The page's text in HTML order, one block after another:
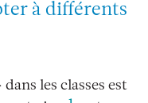
à différents
les classes est